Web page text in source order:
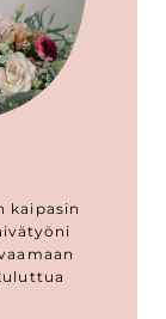
kaipasin